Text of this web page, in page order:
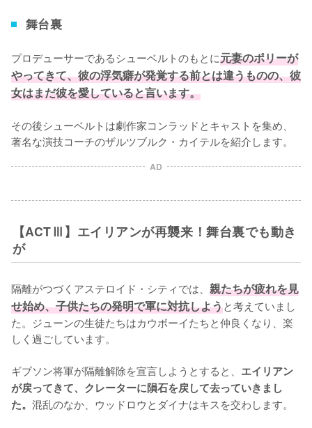
舞台裏
プロデューサーであるシューベルトのもとに元妻のポリーが
やってきて、彼の浮気癖が発覚する前とは違うものの、彼
女はまだ彼を愛していると言います。
その後シューベルトは劇作家コンラッドとキャストを集め、
著名な演技コーチのザルツブルク・カイテルを紹介します。
AD
【ACTⅢ】エイリアンが再襲来！舞台裏でも動き
が
隔離がつづくアステロイド・シティでは、 親たちが疲れを見
せ始め、子供たちの発明で軍に対抗しようと考えていまし
た。ジューンの生徒たちはカウボーイたちと仲良くなり、楽
しく過ごしています。
ギブソン将軍が隔離解除を宣言しようとすると、 エイリアン
が戻ってきて、クレーターに隕石を戻して去っていきまし
た。 混乱のなか、ウッドロウとダイナはキスを交わします。